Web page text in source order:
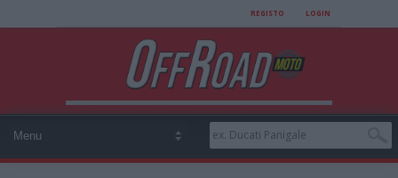
REGISTO LOGIN